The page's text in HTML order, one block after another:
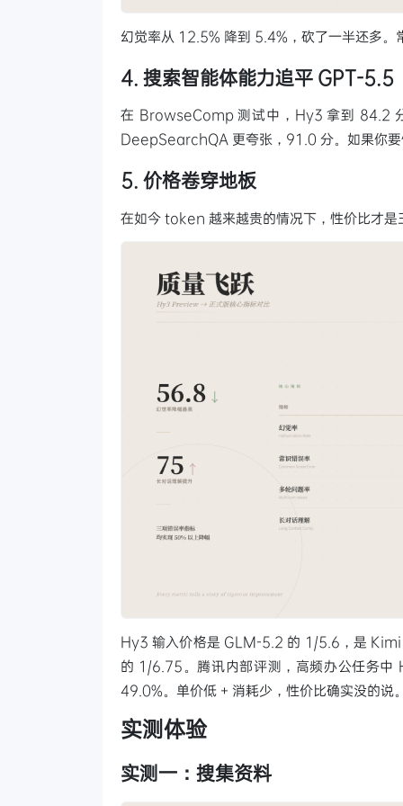
幻觉率从 12.5% 降到 5.4%，砍了一半还多
4. 搜索智能体能力追平 GPT-5.5
在 BrowseComp 测试中，Hy3 拿到 84.2
DeepSearchQA 更夸张，91.0 分。如果你
5. 价格卷穿地板
在如今 token 越来越贵的情况下，性价比才是
Hy3 输入价格是 GLM-5.2 的 1/5.6，是
的 1/6.75。腾讯内部评测，高频办公任务
49.0%。单价低 + 消耗少，性价比确实没的说
实测体验
实测一：搜集资料